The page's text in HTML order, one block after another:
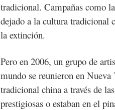
tradicional. Campañas como
dejado a la cultura tradicional
la extinción.
Pero en 2006, un grupo de
mundo se reunieron en
tradicional china a través de
prestigiosas o estaban en el